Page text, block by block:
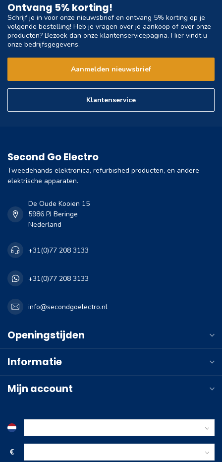
Ontvang 5% korting!
Schrijf je in voor onze nieuwsbrief en ontvang 5% korting op je
volgende bestelling! Heb je vragen over je aankoop of over onze
producten? Bezoek dan onze klantenservicepagina. Hier vindt u
onze bedrijfsgegevens.
Aanmelden nieuwsbrief
Klantenservice
Second Go Electro
Tweedehands elektronica, refurbished producten, en andere
elektrische apparaten.
De Oude Kooien 15
5986 PJ Beringe
Nederland
+31(0)77 208 3133
+31(0)77 208 3133
info@secondgoelectro.nl
Openingstijden
Informatie
Mijn account
€